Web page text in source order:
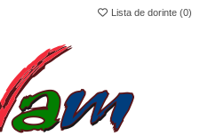
Lista de dorinte (0)